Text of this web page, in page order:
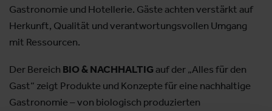
Gastronomie und Hotellerie. Gäste achten verstärkt auf
Herkunft, Qualität und verantwortungsvollen Umgang
mit Ressourcen.
Der Bereich BIO & NACHHALTIG auf der „Alles für den
Gast“ zeigt Produkte und Konzepte für eine nachhaltige
Gastronomie – von biologisch produzierten